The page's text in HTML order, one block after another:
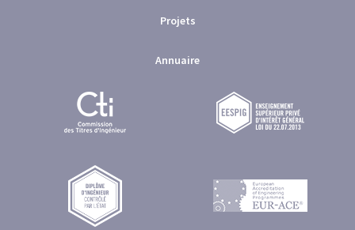
Projets
Annuaire